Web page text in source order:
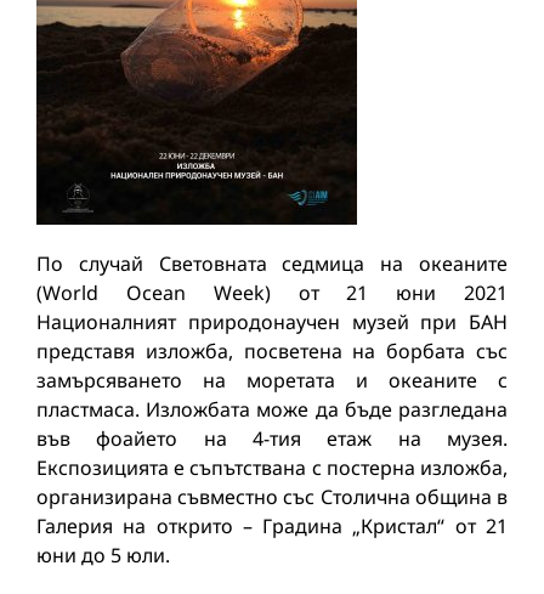
По случай Световната седмица на океаните
(World Ocean Week) от 21 юни 2021
Националният природонаучен музей при БАН
представя изложба, посветена на борбата със
замърсяването на моретата и океаните с
пластмаса. Изложбата може да бъде разгледана
във фоайето на 4-тия етаж на музея.
Експозицията е съпътствана с постерна изложба,
организирана съвместно със Столична община в
Галерия на открито – Градина „Кристал“ от 21
юни до 5 юли.